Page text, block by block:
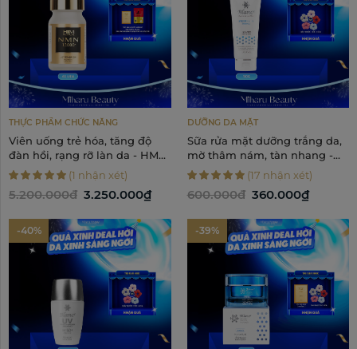
THỰC PHẨM CHỨC NĂNG
Viên uống trẻ hóa, tăng độ
đàn hồi, rạng rỡ làn da - HM
Medical NMN 12000+
(1 nhận xét)
5.200.000đ 3.250.000₫
DƯỠNG DA MẶT
Sữa rửa mặt dưỡng trắng da,
mờ thâm nám, tàn nhang -
Blanc2 Medicated Face Wash
130g
(17 nhận xét)
600.000đ 360.000₫
-40% -39%